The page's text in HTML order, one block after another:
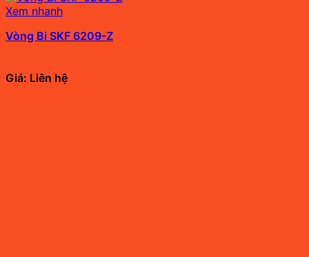
Xem nhanh
Vòng Bi SKF 6209-Z
Giá: Liên hệ